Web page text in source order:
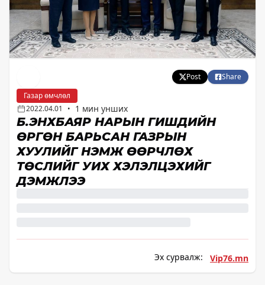
Post
Share
Газар өмчлөл
2022.04.01
• 1 мин унших
Б.ЭНХБАЯР НАРЫН ГИШҮҮДИЙН
ӨРГӨН БАРЬСАН ГАЗРЫН
ХУУЛИЙГ НЭМЖ ӨӨРЧЛӨХ
ТӨСЛИЙГ УИХ ХЭЛЭЛЦЭХИЙГ
ДЭМЖЛЭЭ
Эх сурвалж: Vip76.mn